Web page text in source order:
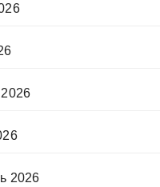
2026